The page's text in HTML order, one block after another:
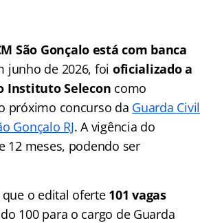
São Gonçalo está com banca
junho de 2026, foi oficializado a
Instituto Selecon como
próximo concurso da Guarda Civil
Gonçalo RJ. A vigência do
12 meses, podendo ser
o edital oferte 101 vagas
100 para o cargo de Guarda